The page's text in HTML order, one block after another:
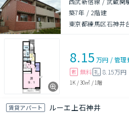
築7年 / 2階建
東京都練馬区石神井
8.15 万円 /管理
敷 無料 礼 8.15万円
1K /30㎡ / 1階
賃貸アパート ルーエ上石神井